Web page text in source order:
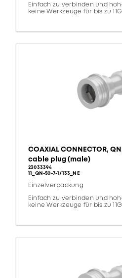
Einfach zu verbinden und
keine Werkzeuge für bis zu
COAXIAL CONNECTOR,
cable plug (male)
23033394
11_QN-50-7-1/133_NE
Einzelverpackung
Einfach zu verbinden und
keine Werkzeuge für bis zu